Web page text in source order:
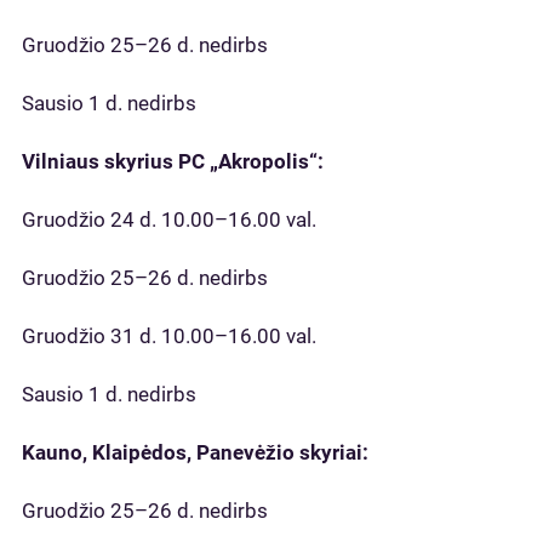
Gruodžio 25–26 d. nedirbs
Sausio 1 d. nedirbs
Vilniaus skyrius PC „Akropolis“:
Gruodžio 24 d. 10.00–16.00 val.
Gruodžio 25–26 d. nedirbs
Gruodžio 31 d. 10.00–16.00 val.
Sausio 1 d. nedirbs
Kauno, Klaipėdos, Panevėžio skyriai:
Gruodžio 25–26 d. nedirbs